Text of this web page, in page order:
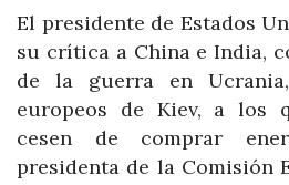
El presidente de Estados
su crítica a China e India,
de la guerra en
europeos de Kiev, a los
cesen de comprar
presidenta de la Comisión